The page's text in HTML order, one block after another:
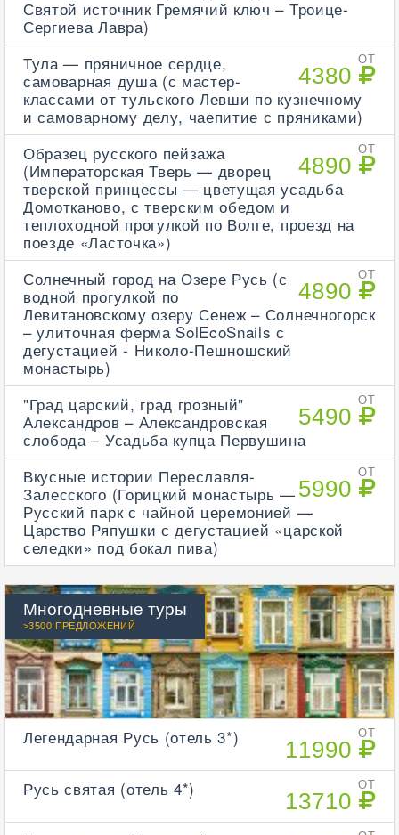
Святой источник Гремячий ключ – Троице-
Сергиева Лавра)
ОТ
4380
Тула — пряничное сердце,
самоварная душа (с мастер-
классами от тульского Левши по кузнечному
и самоварному делу, чаепитие с пряниками)
ОТ
4890
Образец русского пейзажа
(Императорская Тверь — дворец
тверской принцессы — цветущая усадьба
Домотканово, с тверским обедом и
теплоходной прогулкой по Волге, проезд на
поезде «Ласточка»)
ОТ
4890
Солнечный город на Озере Русь (с
водной прогулкой по
Левитановскому озеру Сенеж – Солнечногорск
– улиточная ферма SolEcoSnails с
дегустацией - Николо-Пешношский
монастырь)
ОТ
5490
"Град царский, град грозный"
Александров – Александровская
слобода – Усадьба купца Первушина
ОТ
5990
Вкусные истории Переславля-
Залесского (Горицкий монастырь —
Русский парк с чайной церемонией —
Царство Ряпушки с дегустацией «царской
селедки» под бокал пива)
Многодневные туры
>3500 ПРЕДЛОЖЕНИЙ
ОТ
11990
Легендарная Русь (отель 3*)
ОТ
13710
Русь святая (отель 4*)